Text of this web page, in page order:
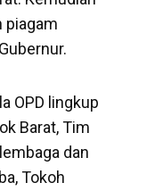
piagam
OPD lingkup
Barat, Tim
dan
Tokoh